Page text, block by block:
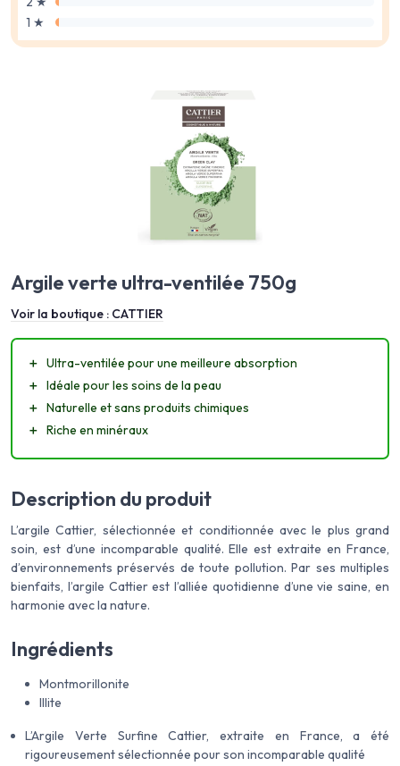
1 ★
Argile verte ultra-ventilée 750g
Voir la boutique : CATTIER
＋ Ultra-ventilée pour une meilleure absorption
＋ Idéale pour les soins de la peau
＋ Naturelle et sans produits chimiques
＋ Riche en minéraux
Description du produit
L’argile Cattier, sélectionnée et conditionnée avec le plus grand
soin, est d’une incomparable qualité. Elle est extraite en France,
d’environnements préservés de toute pollution. Par ses multiples
bienfaits, l’argile Cattier est l’alliée quotidienne d’une vie saine, en
harmonie avec la nature.
Ingrédients
Montmorillonite
Illite
L’Argile Verte Surfine Cattier, extraite en France, a été
rigoureusement sélectionnée pour son incomparable qualité